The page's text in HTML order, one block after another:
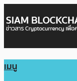
เมนู